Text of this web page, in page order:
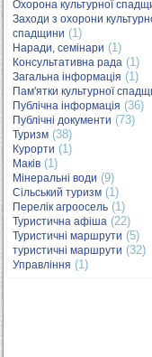
Охорона культурної
Заходи з охорони
спадщини (1)
Наради, семінари (1)
Консультативна рада (1)
Загальна інформація (1)
Пам'ятки культурної
Публічна інформація (36)
Публічні документи (73)
Туризм (38)
Курорти (1)
Маків (1)
Мінеральні води (9)
Сільський туризм (1)
Перелік агроосель (1)
Туристична афіша (22)
Туристичні маршрути (5)
туристичні маршрути (32)
Управління (1)